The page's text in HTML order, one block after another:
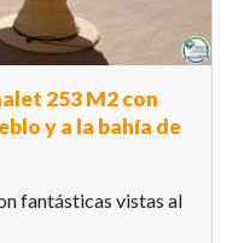
253 M2 con
y a la bahía de
fantásticas vistas al